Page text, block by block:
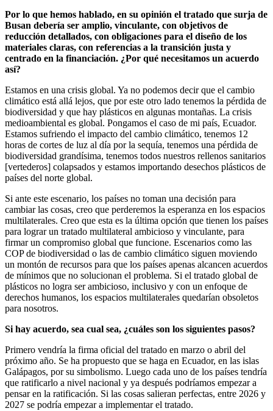
Por lo que hemos hablado, en su opinión el tratado que surja de
Busan debería ser amplio, vinculante, con objetivos de
reducción detallados, con obligaciones para el diseño de los
materiales claras, con referencias a la transición justa y
centrado en la financiación. ¿Por qué necesitamos un acuerdo
así?
Estamos en una crisis global. Ya no podemos decir que el cambio
climático está allá lejos, que por este otro lado tenemos la pérdida de
biodiversidad y que hay plásticos en algunas montañas. La crisis
medioambiental es global. Pongamos el caso de mi país, Ecuador.
Estamos sufriendo el impacto del cambio climático, tenemos 12
horas de cortes de luz al día por la sequía, tenemos una pérdida de
biodiversidad grandísima, tenemos todos nuestros rellenos sanitarios
[vertederos] colapsados y estamos importando desechos plásticos de
países del norte global.
Si ante este escenario, los países no toman una decisión para
cambiar las cosas, creo que perderemos la esperanza en los espacios
multilaterales. Creo que esta es la última opción que tienen los países
para lograr un tratado multilateral ambicioso y vinculante, para
firmar un compromiso global que funcione. Escenarios como las
COP de biodiversidad o las de cambio climático siguen moviendo
un montón de recursos para que los países apenas alcancen acuerdos
de mínimos que no solucionan el problema. Si el tratado global de
plásticos no logra ser ambicioso, inclusivo y con un enfoque de
derechos humanos, los espacios multilaterales quedarían obsoletos
para nosotros.
Si hay acuerdo, sea cual sea, ¿cuáles son los siguientes pasos?
Primero vendría la firma oficial del tratado en marzo o abril del
próximo año. Se ha propuesto que se haga en Ecuador, en las islas
Galápagos, por su simbolismo. Luego cada uno de los países tendría
que ratificarlo a nivel nacional y ya después podríamos empezar a
pensar en la ratificación. Si las cosas salieran perfectas, entre 2026 y
2027 se podría empezar a implementar el tratado.